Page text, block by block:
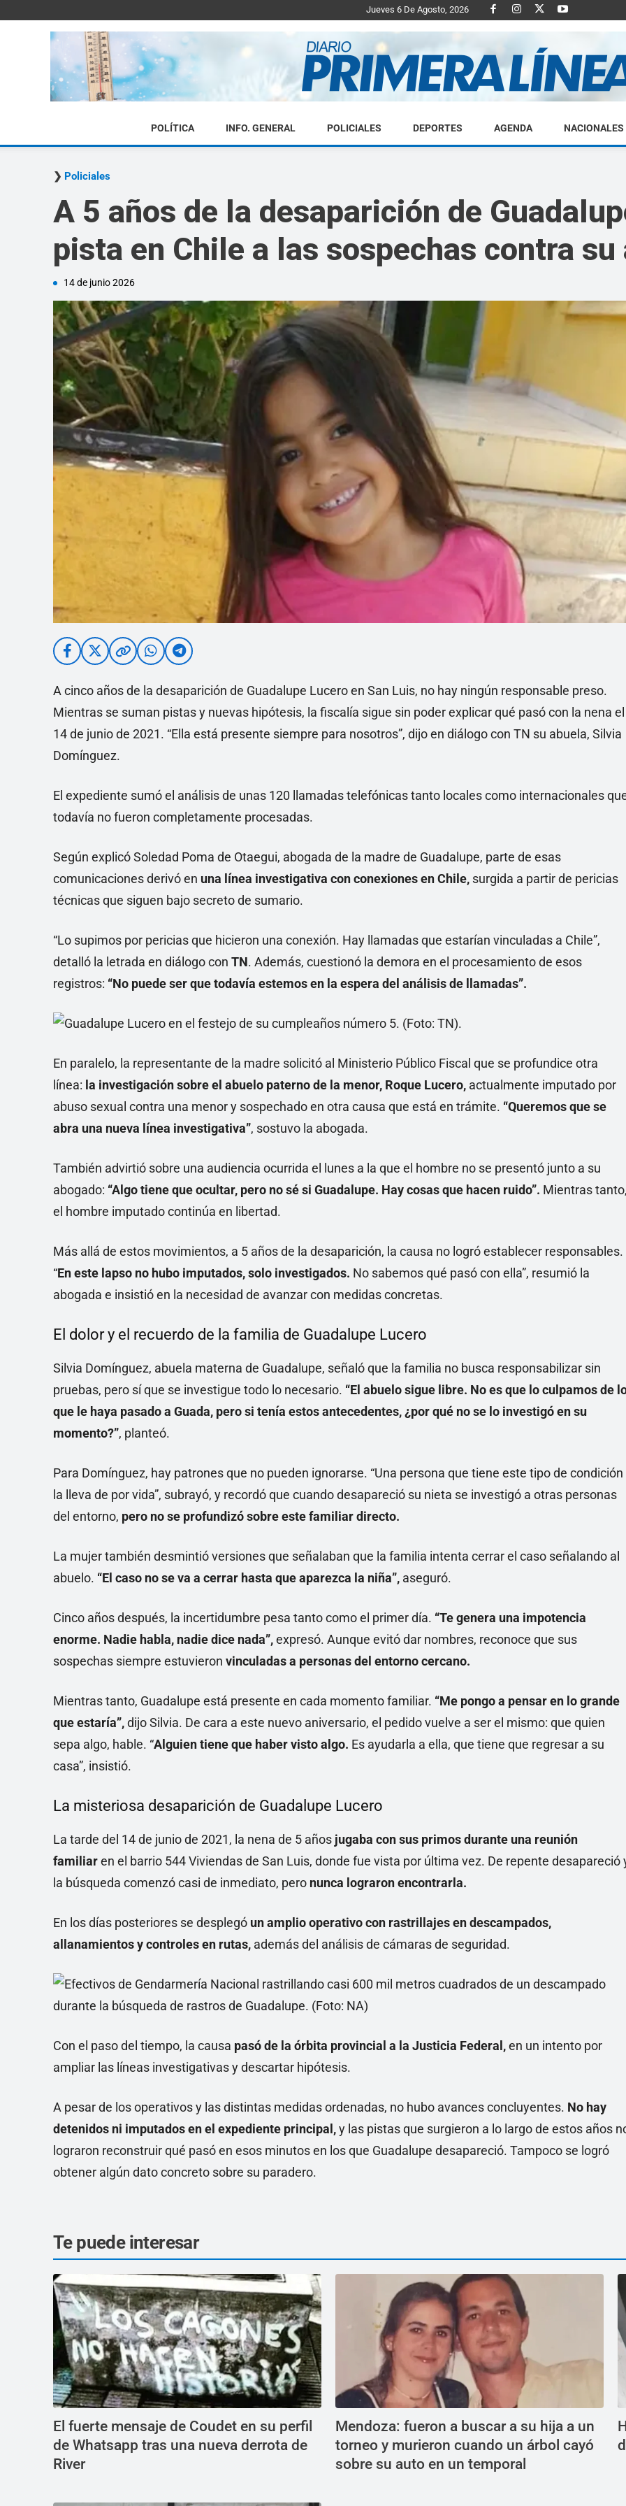
Jueves 6 De Agosto, 2026
Diario
Linea
POLÍTICA INFO. GENERAL POLICIALES DEPORTES AGENDA NACIONALES
Policiales
A 5 años de la desaparición de
pista en Chile a las sospechas contra su
14 de junio 2026
A cinco años de la desaparición de Guadalupe Lucero en San Luis, no hay ningún responsable preso.
Mientras se suman pistas y nuevas hipótesis, la fiscalía sigue sin poder explicar qué pasó con la nena el
14 de junio de 2021. “Ella está presente siempre para nosotros”, dijo en diálogo con TN su abuela, Silvia
Domínguez.
El expediente sumó el análisis de unas 120 llamadas telefónicas tanto locales como internacionales
todavía no fueron completamente procesadas.
Según explicó Soledad Poma de Otaegui, abogada de la madre de Guadalupe, parte de esas
comunicaciones derivó en una línea investigativa con conexiones en Chile, surgida a partir de pericias
técnicas que siguen bajo secreto de sumario.
“Lo supimos por pericias que hicieron una conexión. Hay llamadas que estarían vinculadas a Chile”,
detalló la letrada en diálogo con TN. Además, cuestionó la demora en el procesamiento de esos
registros: “No puede ser que todavía estemos en la espera del análisis de llamadas”.
En paralelo, la representante de la madre solicitó al Ministerio Público Fiscal que se profundice otra
línea: la investigación sobre el abuelo paterno de la menor, Roque Lucero, actualmente imputado por
abuso sexual contra una menor y sospechado en otra causa que está en trámite. “Queremos que se
abra una nueva línea investigativa”, sostuvo la abogada.
También advirtió sobre una audiencia ocurrida el lunes a la que el hombre no se presentó junto a su
abogado: “Algo tiene que ocultar, pero no sé si Guadalupe. Hay cosas que hacen ruido”. Mientras
el hombre imputado continúa en libertad.
Más allá de estos movimientos, a 5 años de la desaparición, la causa no logró establecer responsables.
“En este lapso no hubo imputados, solo investigados. No sabemos qué pasó con ella”, resumió la
abogada e insistió en la necesidad de avanzar con medidas concretas.
El dolor y el recuerdo de la familia de Guadalupe Lucero
Silvia Domínguez, abuela materna de Guadalupe, señaló que la familia no busca responsabilizar sin
pruebas, pero sí que se investigue todo lo necesario. “El abuelo sigue libre. No es que lo culpamos de
que le haya pasado a Guada, pero si tenía estos antecedentes, ¿por qué no se lo investigó en su
momento?”, planteó.
Para Domínguez, hay patrones que no pueden ignorarse. “Una persona que tiene este tipo de condición
la lleva de por vida”, subrayó, y recordó que cuando desapareció su nieta se investigó a otras personas
del entorno, pero no se profundizó sobre este familiar directo.
La mujer también desmintió versiones que señalaban que la familia intenta cerrar el caso señalando al
abuelo. “El caso no se va a cerrar hasta que aparezca la niña”, aseguró.
Cinco años después, la incertidumbre pesa tanto como el primer día. “Te genera una impotencia
enorme. Nadie habla, nadie dice nada”,expresó. Aunque evitó dar nombres, reconoce que sus
sospechas siempre estuvieron vinculadas a personas del entorno cercano.
Mientras tanto, Guadalupe está presente en cada momento familiar. “Me pongo a pensar en lo grande
que estaría”,dijo Silvia. De cara a este nuevo aniversario, el pedido vuelve a ser el mismo: que quien
sepa algo, hable. “Alguien tiene que haber visto algo. Es ayudarla a ella, que tiene que regresar a su
casa”, insistió.
La misteriosa desaparición de Guadalupe Lucero
La tarde del 14 de junio de 2021, la nena de 5 años jugaba con sus primos durante una reunión
familiaren el barrio 544 Viviendas de San Luis, donde fue vista por última vez. De repente desapareció
la búsqueda comenzó casi de inmediato, pero nunca lograron encontrarla.
En los días posteriores se desplegó un amplio operativo con rastrillajes en descampados,
allanamientos y controles en rutas, además del análisis de cámaras de seguridad.
Con el paso del tiempo, la causa pasó de la órbita provincial a la Justicia Federal,en un intento por
ampliar las líneas investigativas y descartar hipótesis.
A pesar de los operativos y las distintas medidas ordenadas, no hubo avances concluyentes. No hay
detenidos ni imputados en el expediente principal,y las pistas que surgieron a lo largo de estos años
lograron reconstruir qué pasó en esos minutos en los que Guadalupe desapareció. Tampoco se logró
obtener algún dato concreto sobre su paradero.
Te puede interesar
El fuerte mensaje de Coudet en su perfil
de Whatsapp tras una nueva derrota de
River
Mendoza: fueron a buscar a su hija a un
torneo y murieron cuando un árbol cayó
sobre su auto en un temporal